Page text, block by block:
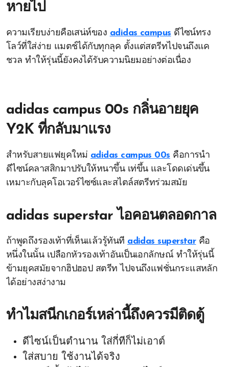
หายไป
ความเรียบง่ายคือเสน่ห์ของ adidas campus ดีไซน์ทรง
โลว์ที่ใส่ง่าย แมตช์ได้กับทุกลุค ตั้งแต่สตรีทไปจนถึงแค
ชวล ทำให้รุ่นนี้ยังคงได้รับความนิยมอย่างต่อเนื่อง
adidas campus 00s กลิ่นอายยุค
Y2K ที่กลับมาแรง
สำหรับสายแฟยุคใหม่ adidas campus 00s คือการนำ
ดีไซน์คลาสสิกมาปรับให้หนาขึ้น เท่ขึ้น และโดดเด่นขึ้น
เหมาะกับลุคโอเวอร์ไซซ์และสไตล์สตรีทร่วมสมัย
adidas superstar ไอคอนตลอดกาล
ถ้าพูดถึงรองเท้าที่เห็นแล้วรู้ทันที adidas superstarคือ
หนึ่งในนั้น เปลือกหัวรองเท้าอันเป็นเอกลักษณ์ ทำให้รุ่นนี้
ข้ามยุคสมัยจากฮิปฮอป สตรีท ไปจนถึงแฟชั่นกระแสหลัก
ได้อย่างสง่างาม
ทำไมสนีกเกอร์เหล่านี้ถึงควรมีติดตู้
ดีไซน์เป็นตำนาน ใส่กี่ทีก็ไม่เอาต์
ใส่สบาย ใช้งานได้จริง